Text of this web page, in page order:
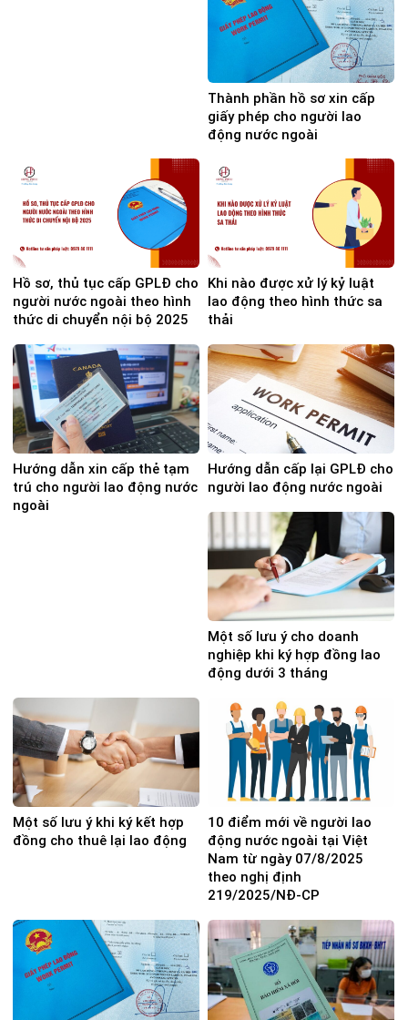
Thành phần hồ sơ xin cấp
giấy phép cho người lao
động nước ngoài
Hồ sơ, thủ tục cấp GPLĐ cho
người nước ngoài theo hình
thức di chuyển nội bộ 2025
Khi nào được xử lý kỷ luật
lao động theo hình thức sa
thải
Hướng dẫn xin cấp thẻ tạm
trú cho người lao động nước
ngoài
Hướng dẫn cấp lại GPLĐ cho
người lao động nước ngoài
Một số lưu ý cho doanh
nghiệp khi ký hợp đồng lao
động dưới 3 tháng
Một số lưu ý khi ký kết hợp
đồng cho thuê lại lao động
10 điểm mới về người lao
động nước ngoài tại Việt
Nam từ ngày 07/8/2025
theo nghị định
219/2025/NĐ-CP